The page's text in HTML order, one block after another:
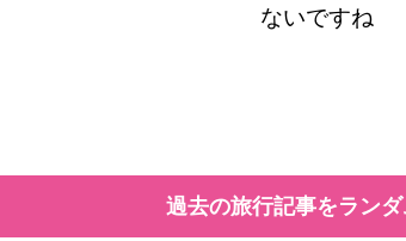
ないですね
過去の旅行記事をラン